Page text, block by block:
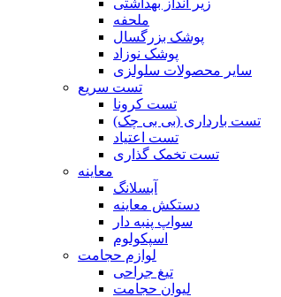
زیر انداز بهداشتی
ملحفه
پوشک بزرگسال
پوشک نوزاد
سایر محصولات سلولزی
تست سریع
تست کرونا
تست بارداری (بی بی چک)
تست اعتیاد
تست تخمک گذاری
معاینه
آبسلانگ
دستکش معاینه
سواپ پنبه دار
اسپکولوم
لوازم حجامت
تیغ جراحی
لیوان حجامت